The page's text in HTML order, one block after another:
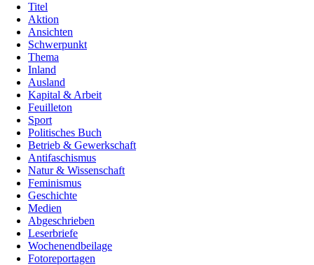
Titel
Aktion
Ansichten
Schwerpunkt
Thema
Inland
Ausland
Kapital & Arbeit
Feuilleton
Sport
Politisches Buch
Betrieb & Gewerkschaft
Antifaschismus
Natur & Wissenschaft
Feminismus
Geschichte
Medien
Abgeschrieben
Leserbriefe
Wochenendbeilage
Fotoreportagen